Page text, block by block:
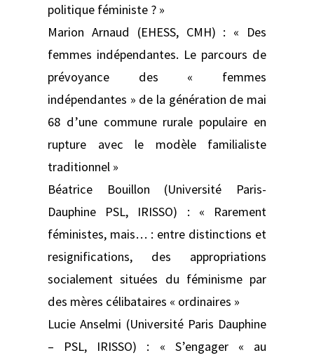
politique féministe ? »
Marion Arnaud (EHESS, CMH) : « Des
femmes indépendantes. Le parcours de
prévoyance des « femmes
indépendantes » de la génération de mai
68 d’une commune rurale populaire en
rupture avec le modèle familialiste
traditionnel »
Béatrice Bouillon (Université Paris-
Dauphine PSL, IRISSO) : « Rarement
féministes, mais… : entre distinctions et
resignifications, des appropriations
socialement situées du féminisme par
des mères célibataires « ordinaires »
Lucie Anselmi (Université Paris Dauphine
– PSL, IRISSO) : « S’engager « au